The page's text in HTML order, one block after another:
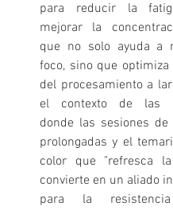
para reducir la
mejorar la
que no solo ayuda a
foco, sino que
del procesamiento a
el contexto de las
donde las sesiones
prolongadas y el
color que "refresca
convierte en un aliado
para la resistencia